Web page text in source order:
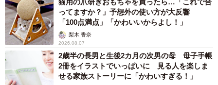
ってますか？」予想外の使い方が大反響
「100点満点」「かわいいからよし！」
梨木 香奈
2026.08.07
2歳半の長男と生後2カ月の次男の母 母子手帳
2冊をイラストでいっぱいに 見る人を楽しま
せる家族ストーリーに「かわいすぎる！」